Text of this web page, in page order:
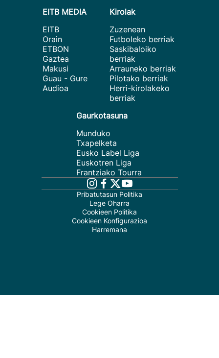
EITB MEDIA
EITB
Orain
ETBON
Gaztea
Makusi
Guau - Gure
Audioa
Kirolak
Zuzenean
Futboleko berriak
Saskibaloiko
berriak
Arrauneko berriak
Pilotako berriak
Herri-kirolakeko
berriak
Gaurkotasuna
Munduko
Txapelketa
Eusko Label Liga
Euskotren Liga
Frantziako Tourra
Pribatutasun Politika
Lege Oharra
Cookieen Politika
Cookieen Konfigurazioa
Harremana